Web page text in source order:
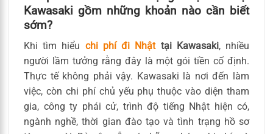
Kawasaki gồm những khoản nào cần biết
sớm?
Khi tìm hiểu chi phí đi Nhậttại Kawasaki, nhiều
người lầm tưởng rằng đây là một gói tiền cố định.
Thực tế không phải vậy. Kawasaki là nơi đến làm
việc, còn chi phí chủ yếu phụ thuộc vào diện tham
gia, công ty phái cử, trình độ tiếng Nhật hiện có,
ngành nghề, thời gian đào tạo và tình trạng hồ sơ